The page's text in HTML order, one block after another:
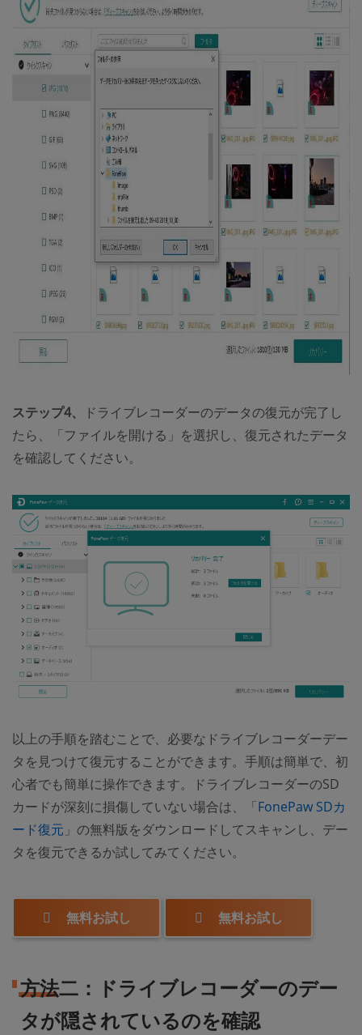
ステップ4、
ドライブレコーダーのデータの復元が完了し
たら、「ファイルを開ける」を選択し、復元されたデータ
を確認してください。
以上の手順を踏むことで、必要なドライブレコーダーデー
タを見つけて復元することができます。手順は簡単で、初
心者でも簡単に操作できます。ドライブレコーダーのSD
カードが深刻に損傷していない場合は、「FonePaw SDカ
ード復元 」の無料版をダウンロードしてスキャンし、デー
タを復元できるか試してみてください。
無料お試し 無料お試し
方法二：ドライブレコーダーのデー
タが隠されているのを確認